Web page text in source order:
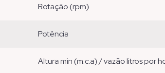
rotação (rpm)
potência
altura min (m.c.a) / vazão litros por